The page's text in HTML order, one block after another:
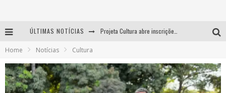
ÚLTIMAS NOTÍCIAS
Hot Wheels Monster Trucks Live™ confirma Belo Horizonte na turnê América do Sul 2027
As Hilárias: Suzy Brasil, Kayete e Karoline Absinto retornam a Belo Horizonte para apresentação única no Teatro Sesiminas
Home Notícias Cultura